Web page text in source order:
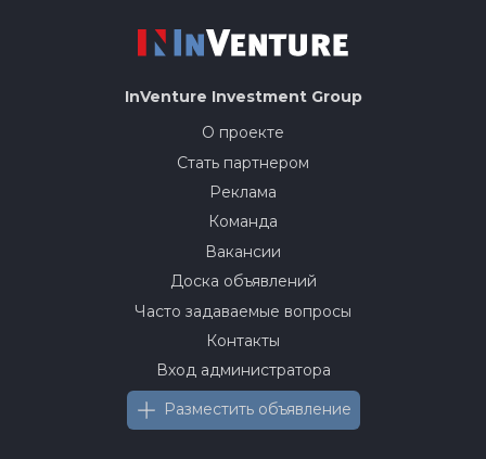
InVenture Investment Group
О проекте
Стать партнером
Реклама
Команда
Вакансии
Доска объявлений
Часто задаваемые вопросы
Контакты
Вход администратора
Разместить объявление